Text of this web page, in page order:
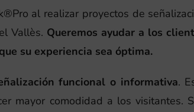
al realizar proyectos de
Vallès. Queremos ayudar a los
su experiencia sea óptima.
funcional o informativa.
mayor comodidad a los visitantes.